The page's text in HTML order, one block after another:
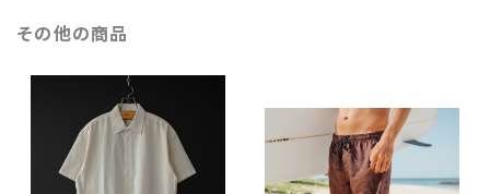
その他の商品